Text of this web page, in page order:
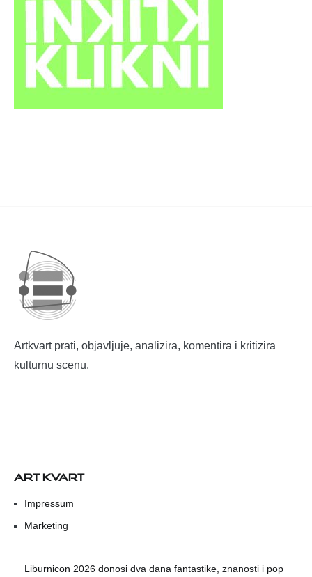
Artkvart prati, objavljuje, analizira, komentira i kritizira
kulturnu scenu.
ART KVART
Impressum
Marketing
Liburnicon 2026 donosi dva dana fantastike, znanosti i pop